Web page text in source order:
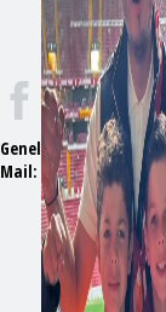
Bir dizi aşkı daha
Erol Köse'nin
Genel Yayın
Mail: